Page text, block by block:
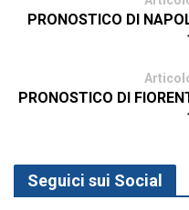
PRONOSTICO DI
PRONOSTICO DI
Seguici sui Social